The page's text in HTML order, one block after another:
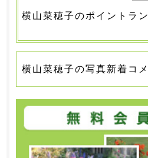
横山菜穂子のポイントラ
横山菜穂子の写真新着コ